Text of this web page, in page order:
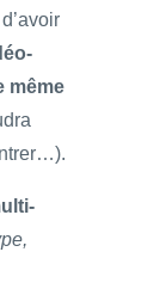
même